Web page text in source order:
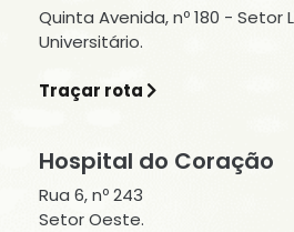
Quinta Avenida, nº 180 - Setor
Universitário.
Traçar rota
Hospital do Coração
Rua 6, nº 243
Setor Oeste.